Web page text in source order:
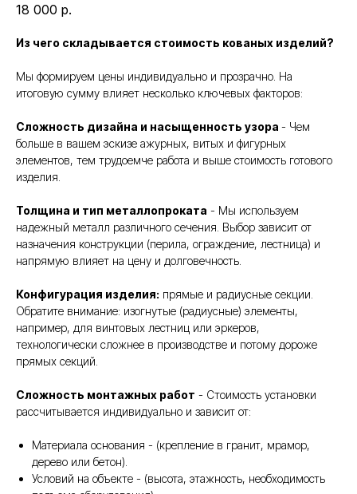
18 000 р.
Из чего складывается стоимость кованых изделий?
Мы формируем цены индивидуально и прозрачно. На
итоговую сумму влияет несколько ключевых факторов:
Сложность дизайна и насыщенность узора - Чем
больше в вашем эскизе ажурных, витых и фигурных
элементов, тем трудоемче работа и выше стоимость готового
изделия.
Толщина и тип металлопроката - Мы используем
надежный металл различного сечения. Выбор зависит от
назначения конструкции (перила, ограждение, лестница) и
напрямую влияет на цену и долговечность.
Конфигурация изделия: прямые и радиусные секции.
Обратите внимание: изогнутые (радиусные) элементы,
например, для винтовых лестниц или эркеров,
технологически сложнее в производстве и потому дороже
прямых секций.
Сложность монтажных работ - Стоимость установки
рассчитывается индивидуально и зависит от:
Материала основания - (крепление в гранит, мрамор,
дерево или бетон).
Условий на объекте - (высота, этажность, необходимость